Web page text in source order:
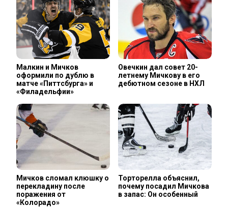
Малкин и Мичков
оформили по дублю в
матче «Питтсбурга» и
«Филадельфии»
Овечкин дал совет 20-
летнему Мичкову в его
дебютном сезоне в НХЛ
Мичков сломал клюшку о
перекладину после
поражения от
«Колорадо»
Торторелла объяснил,
почему посадил Мичкова
в запас: Он особенный